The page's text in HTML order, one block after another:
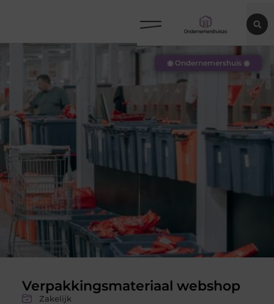
Verpakkingsmateriaal webshop
Zakelijk
◉ Ondernemershuis ◉